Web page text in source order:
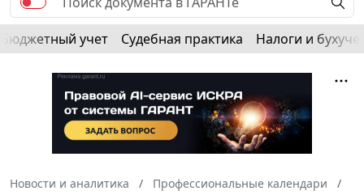
Бюджетный учет Судебная практика Налоги и
Новости и аналитика
Профессиональные календари